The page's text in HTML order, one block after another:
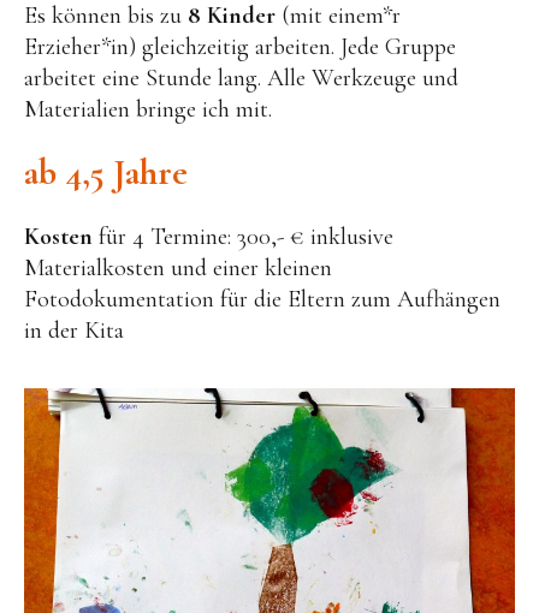
Es können bis zu 8 Kinder (mit einem*r
Erzieher*in) gleichzeitig arbeiten. Jede Gruppe
arbeitet eine Stunde lang. Alle Werkzeuge und
Materialien bringe ich mit.
ab 4,5 Jahre
Kosten für 4 Termine: 300,- € inklusive
Materialkosten und einer kleinen
Fotodokumentation für die Eltern zum Aufhängen
in der Kita